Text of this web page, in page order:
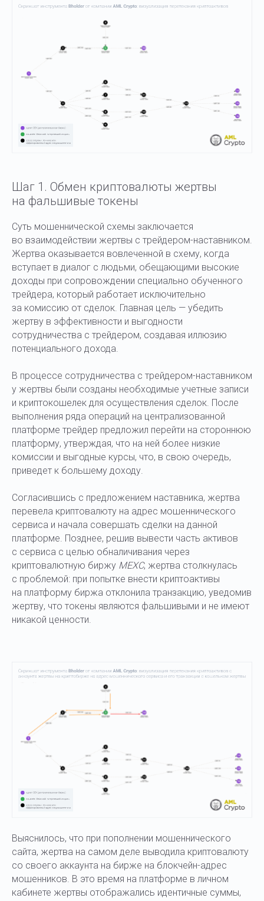
Шаг 1. Обмен криптовалюты жертвы
на фальшивые токены
Суть мошеннической схемы заключается
во взаимодействии жертвы с трейдером-наставником.
Жертва оказывается вовлеченной в схему, когда
вступает в диалог с людьми, обещающими высокие
доходы при сопровождении специально обученного
трейдера, который работает исключительно
за комиссию от сделок. Главная цель — убедить
жертву в эффективности и выгодности
сотрудничества с трейдером, создавая иллюзию
потенциального дохода.
В процессе сотрудничества с трейдером-наставником
у жертвы были созданы необходимые учетные записи
и криптокошелек для осуществления сделок. После
выполнения ряда операций на централизованной
платформе трейдер предложил перейти на стороннюю
платформу, утверждая, что на ней более низкие
комиссии и выгодные курсы, что, в свою очередь,
приведет к большему доходу.
Согласившись с предложением наставника, жертва
перевела криптовалюту на адрес мошеннического
сервиса и начала совершать сделки на данной
платформе. Позднее, решив вывести часть активов
с сервиса с целью обналичивания через
криптовалютную биржу MEXC, жертва столкнулась
с проблемой: при попытке внести криптоактивы
на платформу биржа отклонила транзакцию, уведомив
жертву, что токены являются фальшивыми и не имеют
никакой ценности.
Выяснилось, что при пополнении мошеннического
сайта, жертва на самом деле выводила криптовалюту
со своего аккаунта на бирже на блокчейн-адрес
мошенников. В это время на платформе в личном
кабинете жертвы отображались идентичные суммы,